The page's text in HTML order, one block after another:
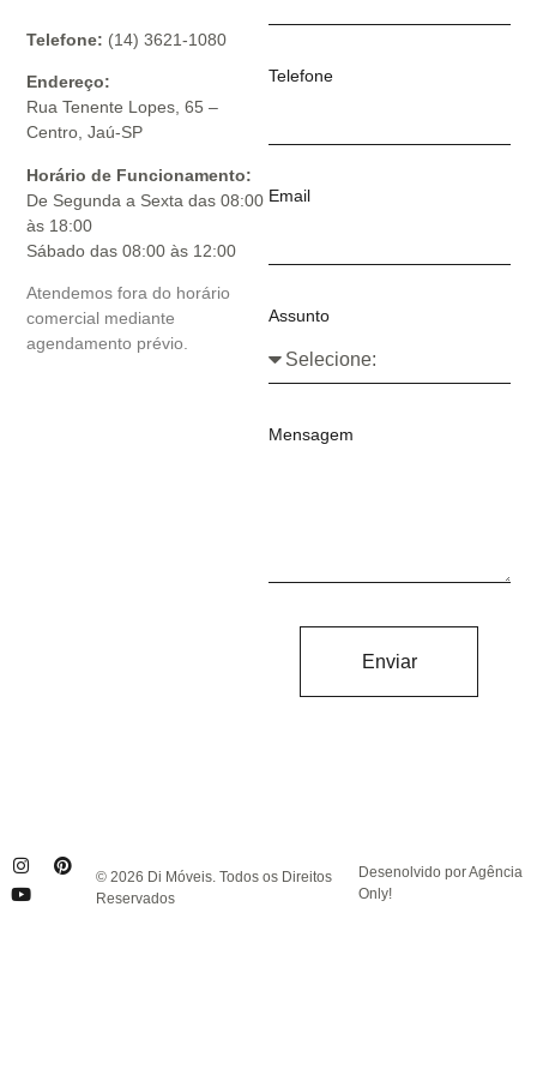
Telefone: (14) 3621-1080
Endereço:
Rua Tenente Lopes, 65 –
Centro, Jaú-SP
Horário de Funcionamento:
De Segunda a Sexta das 08:00
às 18:00
Sábado das 08:00 às 12:00
Atendemos fora do horário
comercial mediante
agendamento prévio.
Telefone
Email
Assunto
Mensagem
Enviar
© 2026 Di Móveis. Todos os Direitos
Reservados
Desenolvido por Agência
Only!